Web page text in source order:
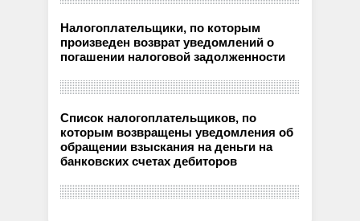
Налогоплательщики, по которым
произведен возврат уведомлений о
погашении налоговой задолженности
Список налогоплательщиков, по
которым возвращены уведомления об
обращении взыскания на деньги на
банковских счетах дебиторов